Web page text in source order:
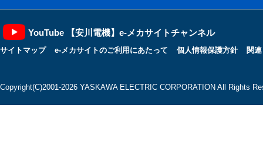
YouTube 【安川電機】e-メカサイトチャンネル
サイトマップ e-メカサイトのご利用にあたって 個人情報保護方針 関
Copyright(C)2001‐2026 YASKAWA ELECTRIC CORPORATION All Rights